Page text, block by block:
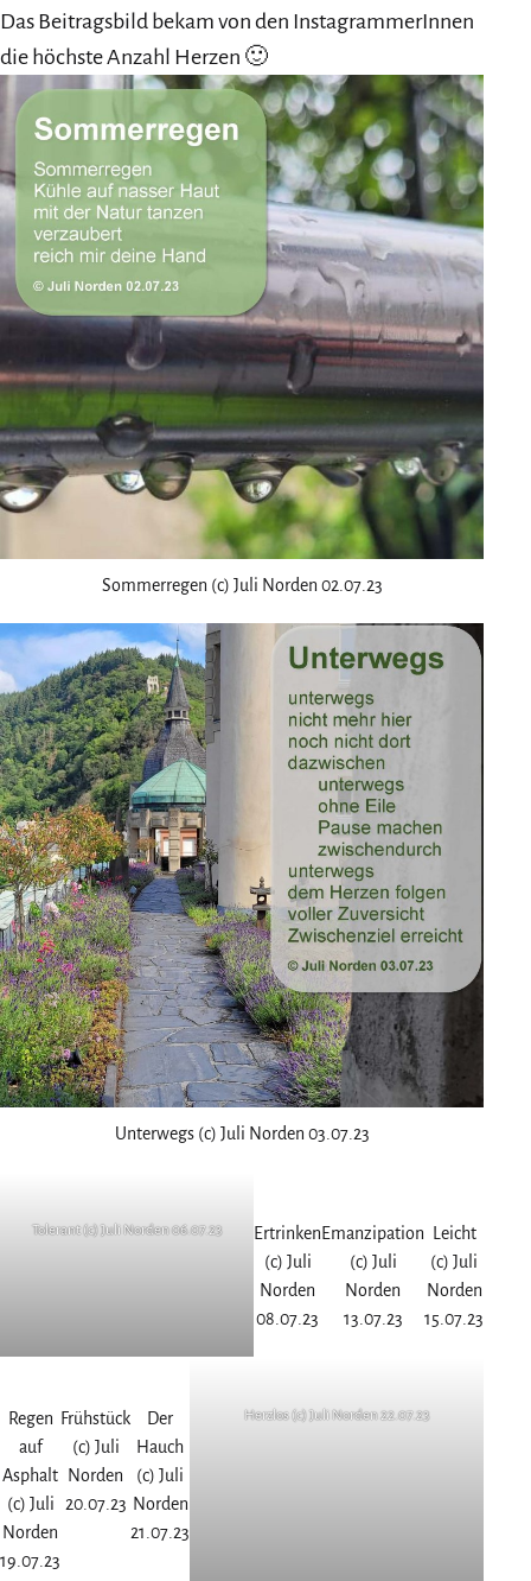
Das Beitragsbild bekam von den InstagrammerInnen
die höchste Anzahl Herzen 🙂
Sommerregen (c) Juli Norden 02.07.23
Unterwegs (c) Juli Norden 03.07.23
Tolerant (c) Juli Norden 06.07.23
Ertrinken
(c) Juli
Norden
08.07.23
Emanzipation
(c) Juli
Norden
13.07.23
Leicht
(c) Juli
Norden
15.07.23
Regen
auf
Asphalt
(c) Juli
Norden
19.07.23
Frühstück
(c) Juli
Norden
20.07.23
Der
Hauch
(c) Juli
Norden
21.07.23
Herzlos (c) Juli Norden 22.07.23